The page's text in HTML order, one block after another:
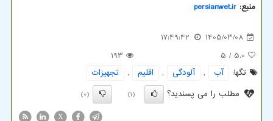
منبع: persianwet.ir
1405/03/08
17:49:42
5.0
/ 5
193
تگها:
آب , آلودگی , اقلیم ,
تجهیزات
مطلب را می پسندید؟
(1)
(0)
X